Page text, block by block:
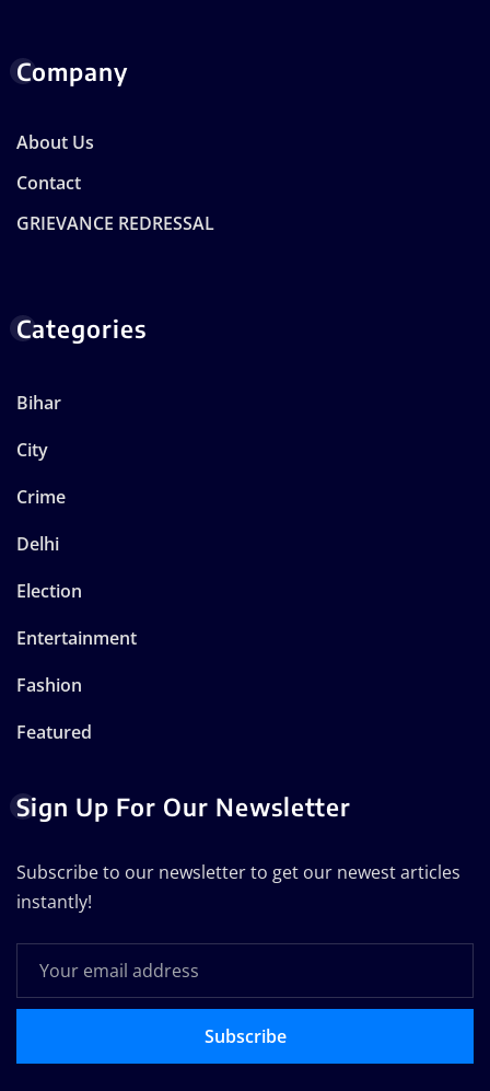
Company
About Us
Contact
GRIEVANCE REDRESSAL
Categories
Bihar
City
Crime
Delhi
Election
Entertainment
Fashion
Featured
Sign Up For Our Newsletter
Subscribe to our newsletter to get our newest articles
instantly!
Subscribe